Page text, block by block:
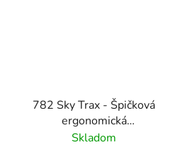
782 Sky Trax - Špičková
ergonomická
protiúnavová rohož -
Skladom